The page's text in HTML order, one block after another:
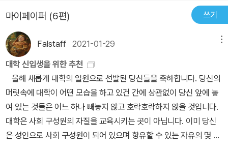
한 민족의식에 따라 쓴 성찰과 반성의 글로서 1863년 고종 즉위와 흥
선대원군 집권기부터 1911년 105인 사건이 일어날 때까지의 역사를
시대별로 정리하여 중요한 사건에는 지은이 의견을 덧붙이고 있다.
박은식은 《한국통사》머리말에서 한국의 정신을 보존하기 위해서 이
책을 짓는다고 말하고 있다. 그는 일제 침략과정을 온 세상에 폭로한
다는 점에 초점을 맞추었기 때문에 한국 근세사를 서술하면서도 역사
사실을 중심으로 장(章)을 나누어 서술하고 있다. 또한 지은이 논평
을 덧붙일 뿐만 아니라 하나의 사실(史實)이 일어나게 된 앞선 사실
들을 말하면서 그 결과로 일어난 사실을 함께 서술하는 등 역사를 분
석하고 비판하며 종합하는 근대 역사학의 방법론을 적용한 한국 최초
마이페이퍼 (6편) 쓰기
Falstaff 2021-01-29
대학 신입생을 위한 추천
올해 새롭게 대학의 일원으로 선발된 당신들을 축하합니다. 당신의
머릿속에 대학이 어떤 모습을 하고 있건 간에 상관없이 당신 앞에 놓
여 있는 것들은 어느 하나 빼놓지 않고 호락호락하지 않을 것입니다.
대학은 사회 구성원의 자질을 교육시키는 곳이 아닙니다. 이미 당신
은 성인으로 사회 구성원이 되어 있으며 향유할 수 있는 자유의 몇 배